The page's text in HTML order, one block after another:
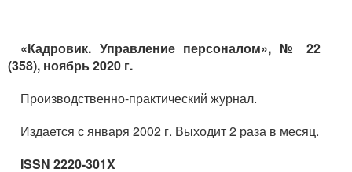
«Кадровик. Управление персоналом», № 22
(358), ноябрь 2020 г.
Производственно-практический журнал.
Издается с января 2002 г. Выходит 2 раза в месяц.
ISSN 2220-301X